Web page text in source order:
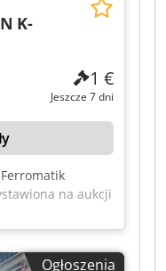
K-
1 €
Jeszcze 7 dni
na aukcji
formie licytacji
– maszyny,
Dwodpfxszqyk Ij
Ogłoszenia